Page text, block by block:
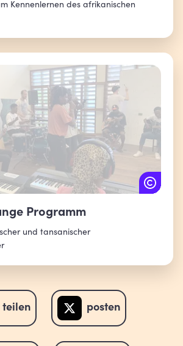
Kennenlernen des afrikanischen
Programm
und tansanischer
teilen posten